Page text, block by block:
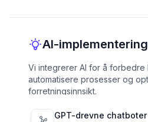
AI-implementering
Vi integrerer AI for å forbedre
automatisere prosesser og
forretningsinnsikt.
GPT-drevne chatboter